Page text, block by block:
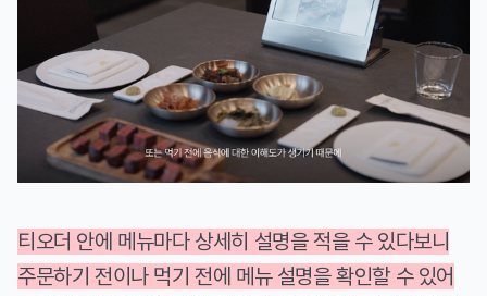
티오더 안에 메뉴마다 상세히 설명을 적을 수 있다보니
주문하기 전이나 먹기 전에 메뉴 설명을 확인할 수 있어